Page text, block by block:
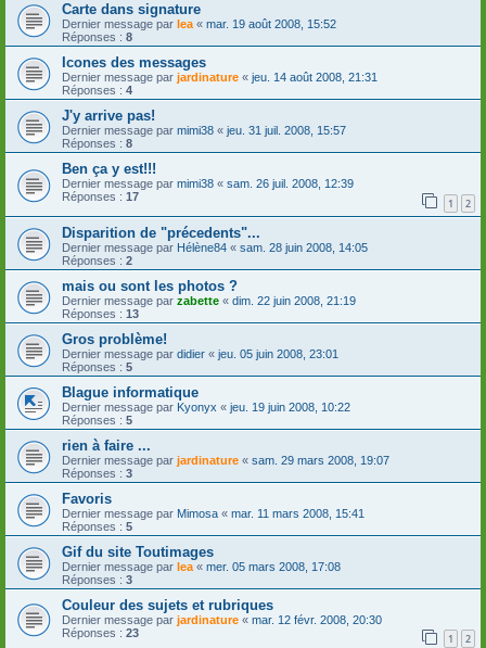
Carte dans signature
Dernier message par lea « mar. 19 août 2008, 15:52
Réponses : 8
Icones des messages
Dernier message par jardinature « jeu. 14 août 2008, 21:31
Réponses : 4
J'y arrive pas!
Dernier message par mimi38 « jeu. 31 juil. 2008, 15:57
Réponses : 8
Ben ça y est!!!
Dernier message par mimi38 « sam. 26 juil. 2008, 12:39
Réponses : 17 1 2
Disparition de "précedents"...
Dernier message par Hélène84 « sam. 28 juin 2008, 14:05
Réponses : 2
mais ou sont les photos ?
Dernier message par zabette « dim. 22 juin 2008, 21:19
Réponses : 13
Gros problème!
Dernier message par didier « jeu. 05 juin 2008, 23:01
Réponses : 5
Blague informatique
Dernier message par Kyonyx « jeu. 19 juin 2008, 10:22
Réponses : 5
rien à faire ...
Dernier message par jardinature « sam. 29 mars 2008, 19:07
Réponses : 3
Favoris
Dernier message par Mimosa « mar. 11 mars 2008, 15:41
Réponses : 5
Gif du site Toutimages
Dernier message par lea « mer. 05 mars 2008, 17:08
Réponses : 3
Couleur des sujets et rubriques
Dernier message par jardinature « mar. 12 févr. 2008, 20:30
Réponses : 23 1 2